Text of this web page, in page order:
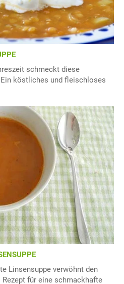
schmeckt diese
köstliches und fleischloses
Linsensuppe verwöhnt den
für eine schmackhafte